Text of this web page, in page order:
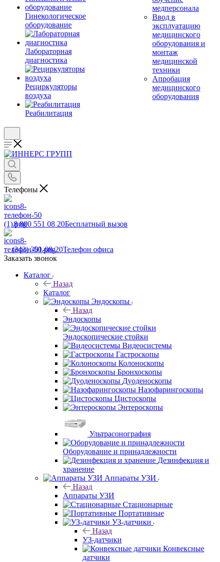
Гинекологическое
оборудование
Лабораторная
диагностика
Рециркуляторы
воздуха
Реабилитация
медперсонала
Ввод в
эксплуатацию
медицинского
оборудования и
монтаж
медицинской
техники
Апробация
медицинского
оборудования
Телефоны
8 800 551 08 20Бесплатный вызов
(343) 301-08-20Телефон офиса
Заказать звонок
Каталог
Назад
Каталог
Эндоскопы
Назад
Эндоскопы
Эндоскопические стойки
Видеосистемы
Гастроскопы
Колоноскопы
Бронхоскопы
Дуоденоскопы
Назофарингоскопы
Цистоскопы
Энтероскопы
Ультрасонография
Оборудование и принадлежности
Дезинфекция и
хранение
Аппараты УЗИ
Назад
Аппараты УЗИ
Стационарные
Портативные
УЗ-датчики
Назад
УЗ-датчики
Конвексные
датчики